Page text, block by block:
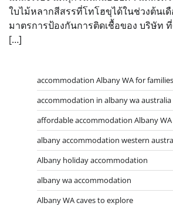
ใบไม้หลากสีสรรที่โทโฮขุได้ในช่วงต้นเ
มาตรการป้องกันการติดเชื้อของ บริษัท
[…]
accommodation Albany WA for families
accommodation in albany wa australia
affordable accommodation Albany WA
albany accommodation western
Albany holiday accommodation
albany wa accommodation
Albany WA caves to explore